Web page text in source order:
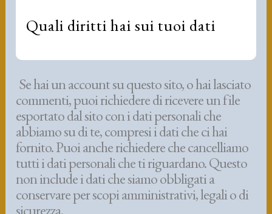
Quali diritti hai sui tuoi dati
Se hai un account su questo sito, o hai lasciato
commenti, puoi richiedere di ricevere un file
esportato dal sito con i dati personali che
abbiamo su di te, compresi i dati che ci hai
fornito. Puoi anche richiedere che cancelliamo
tutti i dati personali che ti riguardano. Questo
non include i dati che siamo obbligati a
conservare per scopi amministrativi, legali o di
sicurezza.